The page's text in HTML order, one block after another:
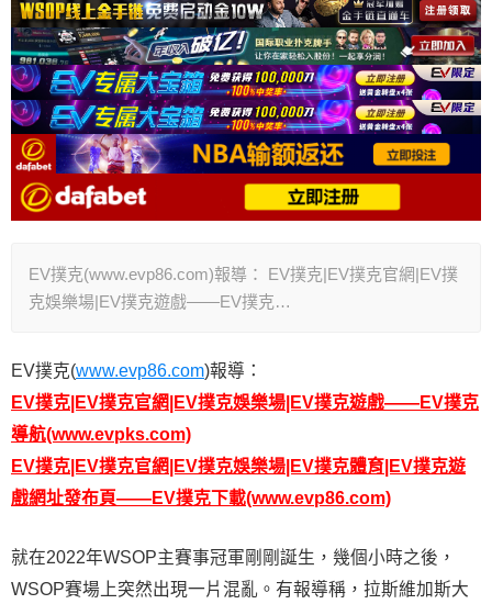
EV撲克(www.evp86.com)報導： EV撲克|EV撲克官網|EV撲
克娛樂場|EV撲克遊戲——EV撲克…
EV撲克(www.evp86.com)報導：
EV撲克|EV撲克官網|EV撲克娛樂場|EV撲克遊戲——EV撲克
導航(www.evpks.com)
EV撲克|EV撲克官網|EV撲克娛樂場|EV撲克體育|EV撲克遊
戲網址發布頁——EV撲克下載(www.evp86.com)
就在2022年WSOP主賽事冠軍剛剛誕生，幾個小時之後，
WSOP賽場上突然出現一片混亂。有報導稱，拉斯維加斯大